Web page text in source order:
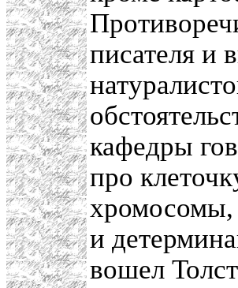
писателя и
кафедры
про
и
вошел